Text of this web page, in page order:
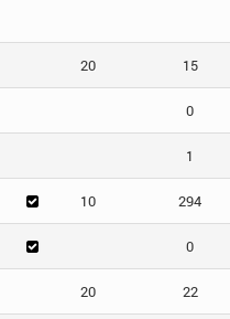
20 15
0
1
10 294
0
20 22